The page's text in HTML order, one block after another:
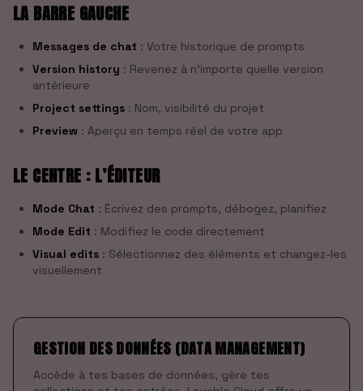
LA BARRE GAUCHE
Messages de chat : Votre historique de prompts
Version history : Revenez à n’importe quelle version
antérieure
Project settings : Nom, visibilité du projet
Preview : Aperçu en temps réel de votre app
LE CENTRE : L’ÉDITEUR
Mode Chat : Écrivez des prompts, débogez, planifiez
Mode Edit : Modifiez le code directement
Visual edits : Sélectionnez des éléments et changez-les
visuellement
GESTION DES DONNÉES (DATA MANAGEMENT)
Accède à tes bases de données, gère tes